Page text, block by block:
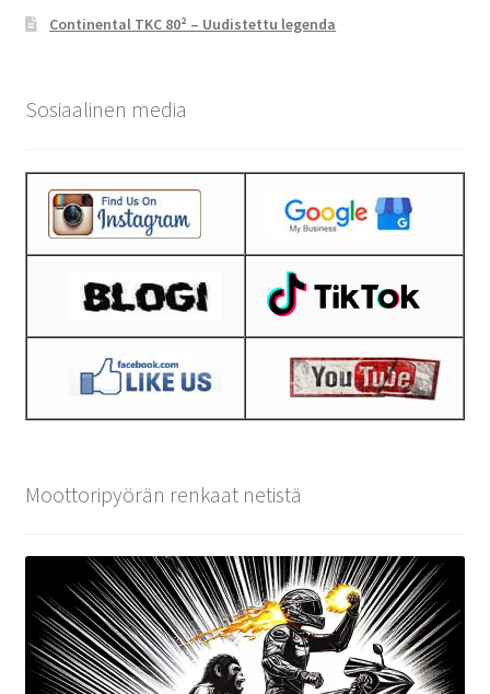
Continental TKC 80² – Uudistettu legenda
Sosiaalinen media
Moottoripyörän renkaat netistä